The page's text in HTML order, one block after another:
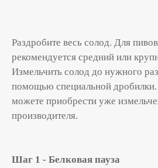
Раздробите весь солод. Для
рекомендуется средний или
Измельчить солод до нужного
помощью специальной
можете приобрести уже
производителя.
Шаг 1 - Белковая пауза